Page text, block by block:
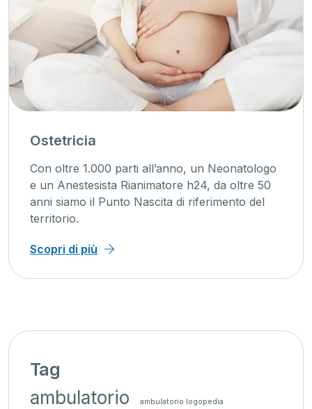
Ostetricia
Con oltre 1.000 parti all’anno, un Neonatologo
e un Anestesista Rianimatore h24, da oltre 50
anni siamo il Punto Nascita di riferimento del
territorio.
Scopri di più
Tag
ambulatorio ambulatorio logopedia